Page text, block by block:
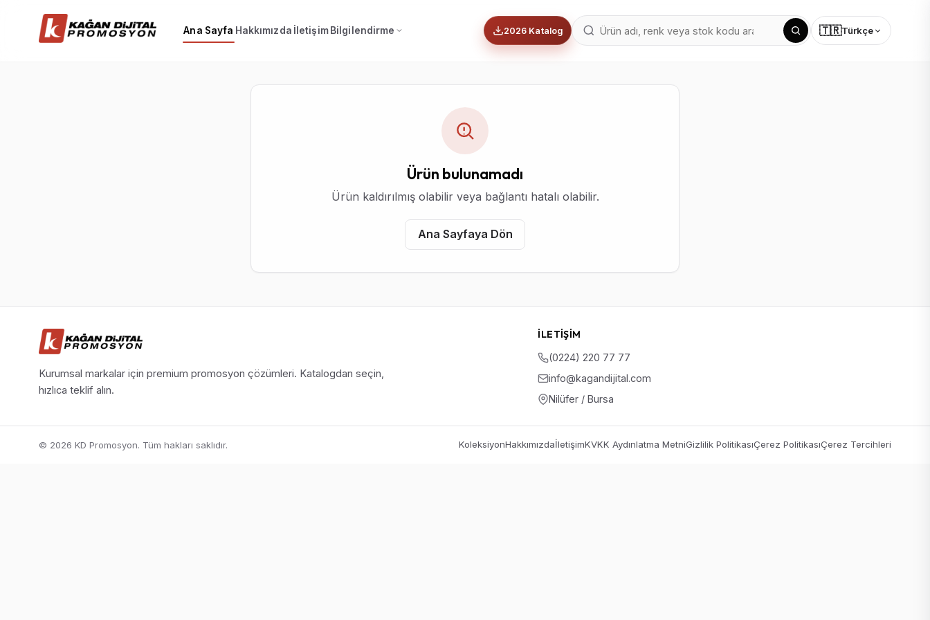
Ana Sayfa Hakkımızda İletişim Bilgilendirme 2026 Katalog 🇹🇷Türkçe
Ürün bulunamadı
Ürün kaldırılmış olabilir veya bağlantı hatalı olabilir.
Ana Sayfaya Dön
Kurumsal markalar için premium promosyon çözümleri. Katalogdan seçin,
hızlıca teklif alın.
İLETIŞIM
(0224) 220 77 77
info@kagandijital.com
Nilüfer / Bursa
© 2026 KD Promosyon. Tüm hakları saklıdır. KoleksiyonHakkımızdaİletişimKVKK Aydınlatma MetniGizlilik PolitikasıÇerez PolitikasıÇerez Tercihleri